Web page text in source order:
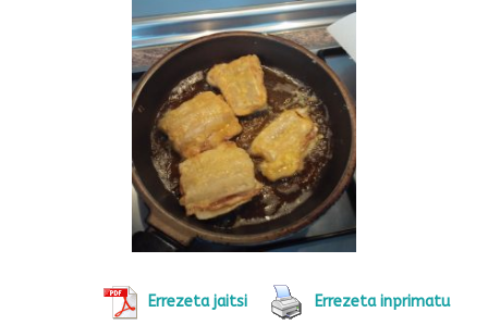
Errezeta jaitsi Errezeta inprimatu